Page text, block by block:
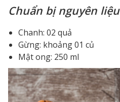
Chuẩn bị nguyên liệu
Chanh: 02 quả
Gừng: khoảng 01 củ
Mật ong: 250 ml